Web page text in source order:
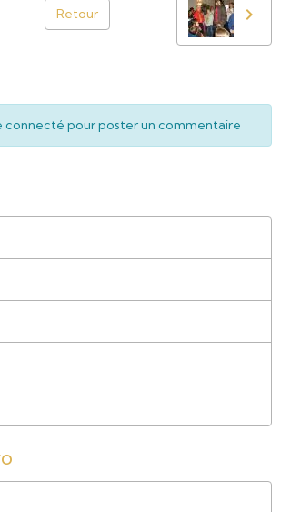
Retour
connecté pour poster un commentaire